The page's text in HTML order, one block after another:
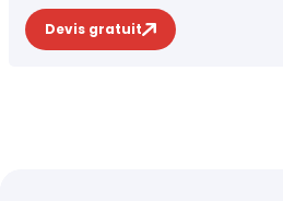
Devis gratuit